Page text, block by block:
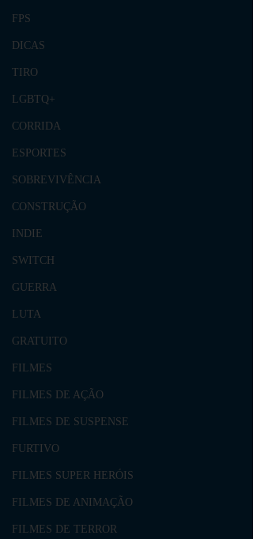
FPS
DICAS
TIRO
LGBTQ+
CORRIDA
ESPORTES
SOBREVIVÊNCIA
CONSTRUÇÃO
INDIE
SWITCH
GUERRA
LUTA
GRATUITO
FILMES
FILMES DE AÇÃO
FILMES DE SUSPENSE
FURTIVO
FILMES SUPER HERÓIS
FILMES DE ANIMAÇÃO
FILMES DE TERROR